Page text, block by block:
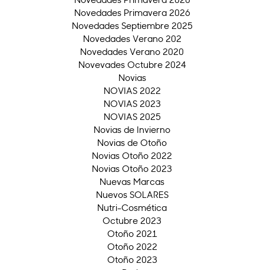
Novedades Primavera 2026
Novedades Septiembre 2025
Novedades Verano 202
Novedades Verano 2020
Novevades Octubre 2024
Novias
NOVIAS 2022
NOVIAS 2023
NOVIAS 2025
Novias de Invierno
Novias de Otoño
Novias Otoño 2022
Novias Otoño 2023
Nuevas Marcas
Nuevos SOLARES
Nutri-Cosmética
Octubre 2023
Otoño 2021
Otoño 2022
Otoño 2023